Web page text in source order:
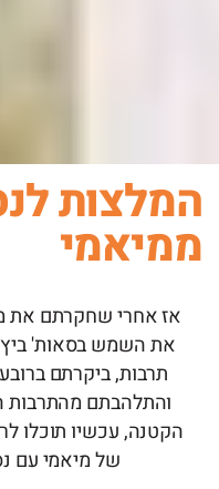
המלצות
ממיאמי
אז אחרי שחקרתם את
את השמש בסאות' ביץ',
תרבות, ביקרתם
והתלהבתם מהתרבות
הקטנה, עכשיו תוכלו
של מיאמי עם